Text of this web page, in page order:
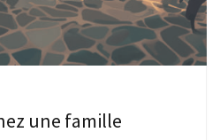
une famille